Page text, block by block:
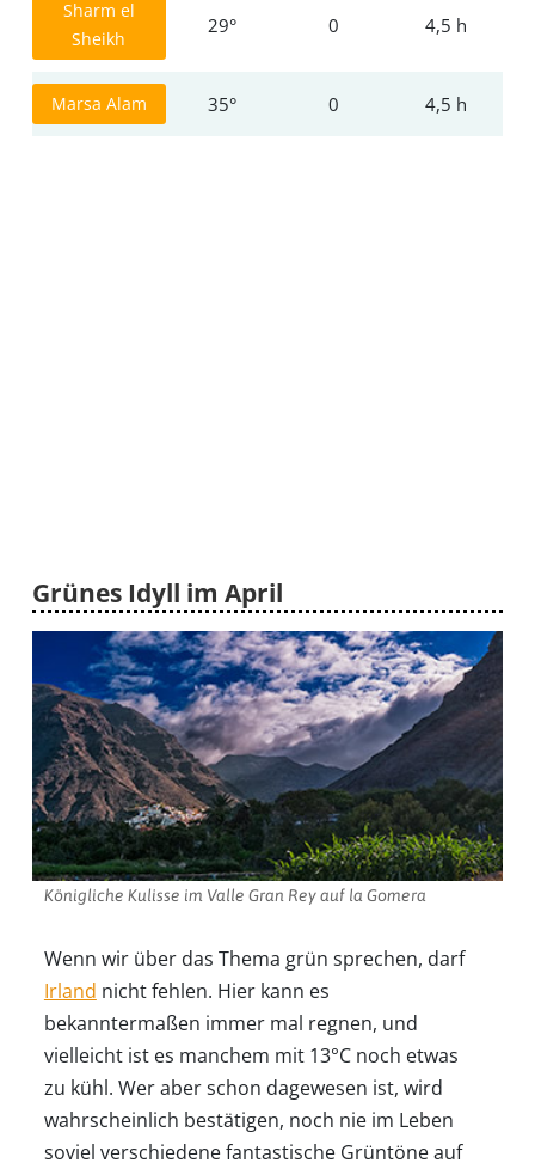
Sharm el
Sheikh
29° 0 4,5 h
Marsa Alam 35° 0 4,5 h
Grünes Idyll im April
Königliche Kulisse im Valle Gran Rey auf la Gomera
Wenn wir über das Thema grün sprechen, darf
Irland nicht fehlen. Hier kann es
bekanntermaßen immer mal regnen, und
vielleicht ist es manchem mit 13°C noch etwas
zu kühl. Wer aber schon dagewesen ist, wird
wahrscheinlich bestätigen, noch nie im Leben
soviel verschiedene fantastische Grüntöne auf